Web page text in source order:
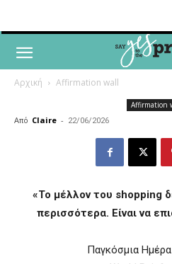
Αρχική Affirmation wall
Affirmation
Από Claire - 22/06/2026
«Το μέλλον του shopping
περισσότερα. Είναι να
Παγκόσμια